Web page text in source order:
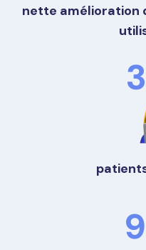
nette amélioration